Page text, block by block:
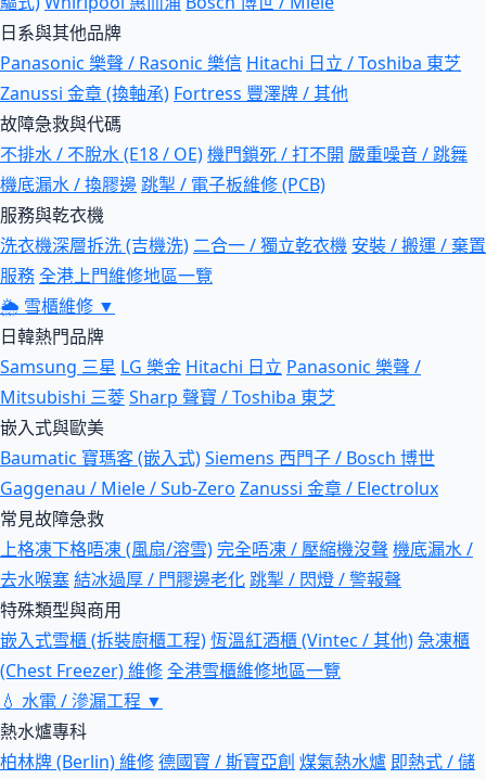
日系與其他品牌
Panasonic 樂聲 / Rasonic 樂信 Hitachi 日立 / Toshiba 東芝
Zanussi 金章 (換軸承) Fortress 豐澤牌 / 其他
故障急救與代碼
不排水 / 不脫水 (E18 / OE)機門鎖死 / 打不開 嚴重噪音 / 跳舞
機底漏水 / 換膠邊跳掣 / 電子板維修 (PCB)
服務與乾衣機
洗衣機深層拆洗 (吉機洗) 二合一 / 獨立乾衣機 安裝 / 搬運 / 棄置
服務全港上門維修地區一覽
🌦 雪櫃維修 ▼
日韓熱門品牌
Samsung 三星 LG 樂金 Hitachi 日立 Panasonic 樂聲 /
Mitsubishi 三菱Sharp 聲寶 / Toshiba 東芝
嵌入式與歐美
Baumatic 寶瑪客 (嵌入式)Siemens 西門子 / Bosch 博世
Gaggenau / Miele / Sub-Zero Zanussi 金章 / Electrolux
常見故障急救
上格凍下格唔凍 (風扇/溶雪)完全唔凍 / 壓縮機沒聲 機底漏水 /
去水喉塞結冰過厚 / 門膠邊老化跳掣 / 閃燈 / 警報聲
特殊類型與商用
嵌入式雪櫃 (拆裝廚櫃工程)恆溫紅酒櫃 (Vintec / 其他)急凍櫃
(Chest Freezer) 維修全港雪櫃維修地區一覽
💧 水電 / 滲漏工程 ▼
熱水爐專科
柏林牌 (Berlin) 維修德國寶 / 斯寶亞創 煤氣熱水爐 即熱式 / 儲